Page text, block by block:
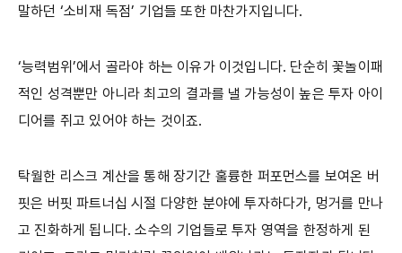
말하던 ‘소비재 독점’ 기업들 또한 마찬가지입니다.
‘능력범위’에서 골라야 하는 이유가 이것입니다. 단순히 꽃놀이패
적인 성격뿐만 아니라 최고의 결과를 낼 가능성이 높은 투자 아이
디어를 쥐고 있어야 하는 것이죠.
탁월한 리스크 계산을 통해 장기간 훌륭한 퍼포먼스를 보여온 버
핏은 버핏 파트너십 시절 다양한 분야에 투자하다가, 멍거를 만나
고 진화하게 됩니다. 소수의 기업들로 투자 영역을 한정하게 된